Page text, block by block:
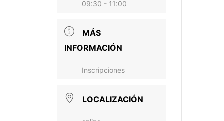
09:30 - 11:00
MÁS
INFORMACIÓN
Inscripciones
LOCALIZACIÓN